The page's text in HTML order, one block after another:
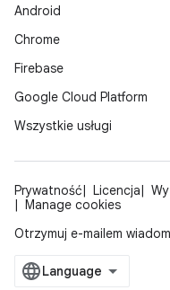
Android
Chrome
Firebase
Google Cloud Platform
Wszystkie usługi
Prywatność Licencja
Manage cookies
Otrzymuj e-mailem